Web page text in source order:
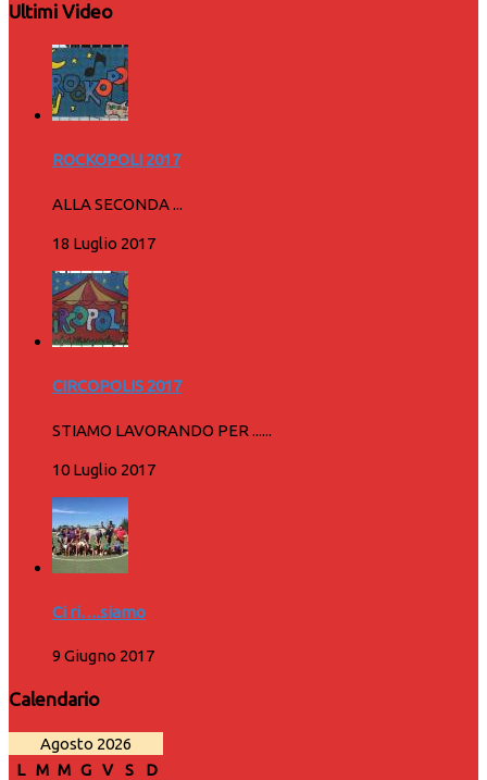
Ultimi Video
ROCKOPOLI 2017
ALLA SECONDA ...
18 Luglio 2017
CIRCOPOLIS 2017
STIAMO LAVORANDO PER ......
10 Luglio 2017
Ci ri….siamo
9 Giugno 2017
Calendario
Agosto 2026
L M M G V S D